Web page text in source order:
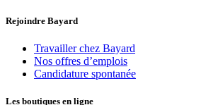
Rejoindre Bayard
Travailler chez Bayard
Nos offres d’emplois
Candidature spontanée
Les boutiques en ligne